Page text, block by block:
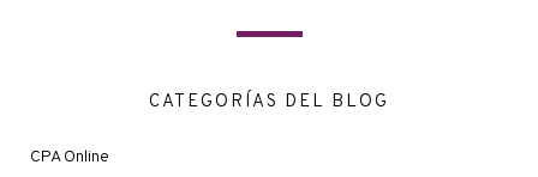
CATEGORÍAS DEL BLOG
CPA Online